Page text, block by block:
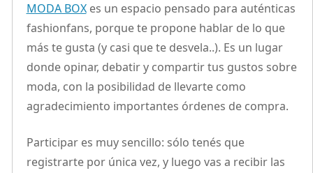
MODA BOXes un espacio pensado para auténticas
fashionfans, porque te propone hablar de lo que
más te gusta (y casi que te desvela..). Es un lugar
donde opinar, debatir y compartir tus gustos sobre
moda, con la posibilidad de llevarte como
agradecimiento importantes órdenes de compra.
Participar es muy sencillo: sólo tenés que
registrarte por única vez, y luego vas a recibir las